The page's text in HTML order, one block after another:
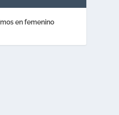
en femenino